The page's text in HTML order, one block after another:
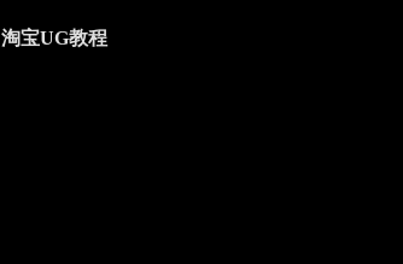
淘宝UG教程